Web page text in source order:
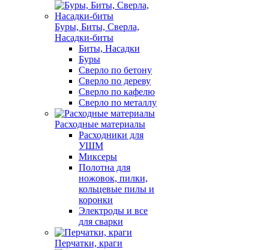
Буры, Биты, Сверла,
Насадки-биты
Биты, Насадки
Буры
Сверло по бетону
Сверло по дереву
Сверло по кафелю
Сверло по металлу
Расходные материалы
Расходники для
УШМ
Миксеры
Полотна для
ножовок, пилки,
кольцевые пилы и
коронки
Электроды и все
для сварки
Перчатки, краги